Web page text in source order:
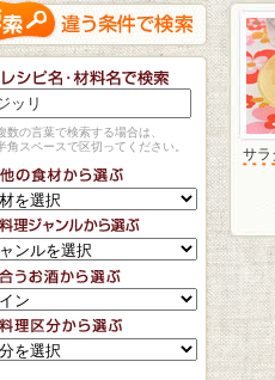
数の言葉で検索する場合は、
スペースで区切ってください。
サラ